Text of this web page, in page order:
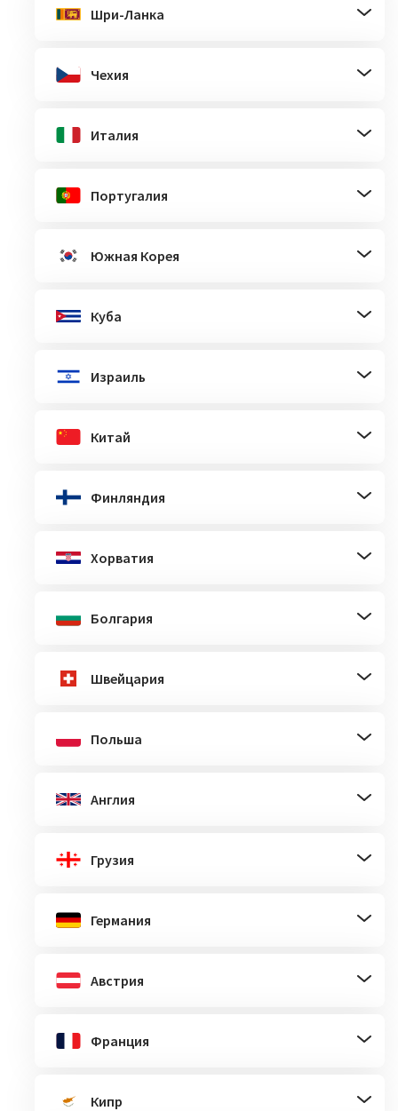
Шри-Ланка
Чехия
Италия
Португалия
Южная Корея
Куба
Израиль
Китай
Финляндия
Хорватия
Болгария
Швейцария
Польша
Англия
Грузия
Германия
Австрия
Франция
Кипр